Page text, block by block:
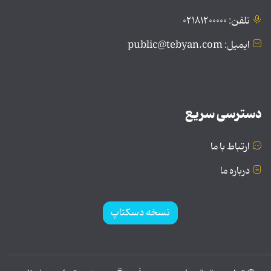
تلفن: ۰۲۱۸۱۲۰۰۰۰۰
ایمیل: public@tebyan.com
دسترسی سریع
ارتباط با ما
درباره ما
نسخه دسکتاپ